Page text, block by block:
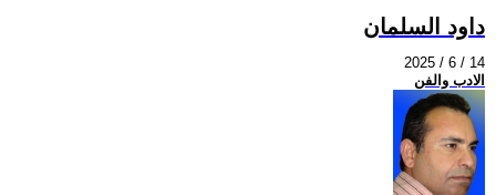
داود السلمان
2025 / 6 / 14
الادب والفن